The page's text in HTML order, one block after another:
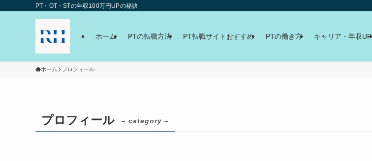
PT・OT・STの年収100万円UPの秘訣
ホーム PTの転職方法 PT転職サイトおすすめ PTの働き方 キャリア・年収UP
ホーム プロフィール
プロフィール – category –